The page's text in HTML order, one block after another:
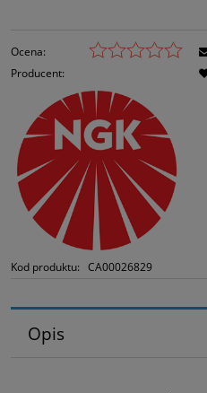
Ocena:
Producent:
Kod produktu: CA00026829
Opis